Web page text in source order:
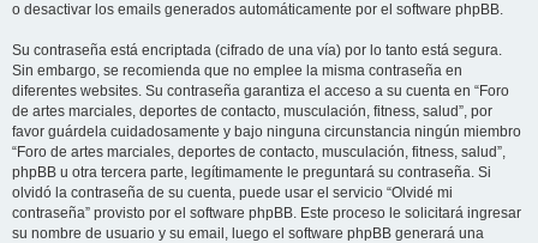
o desactivar los emails generados automáticamente por el software phpBB.
Su contraseña está encriptada (cifrado de una vía) por lo tanto está segura.
Sin embargo, se recomienda que no emplee la misma contraseña en
diferentes websites. Su contraseña garantiza el acceso a su cuenta en “Foro
de artes marciales, deportes de contacto, musculación, fitness, salud”, por
favor guárdela cuidadosamente y bajo ninguna circunstancia ningún miembro
“Foro de artes marciales, deportes de contacto, musculación, fitness, salud”,
phpBB u otra tercera parte, legítimamente le preguntará su contraseña. Si
olvidó la contraseña de su cuenta, puede usar el servicio “Olvidé mi
contraseña” provisto por el software phpBB. Este proceso le solicitará ingresar
su nombre de usuario y su email, luego el software phpBB generará una